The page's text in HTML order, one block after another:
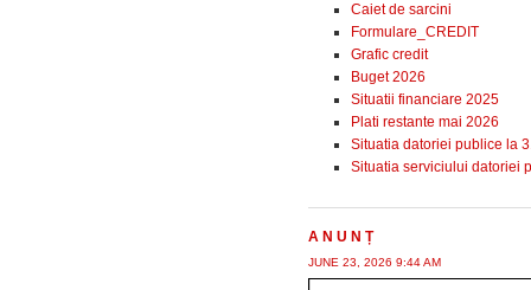
Caiet de sarcini
Formulare_CREDIT
Grafic credit
Buget 2026
Situatii financiare 2025
Plati restante mai 2026
Situatia datoriei publice la
Situatia serviciului datoriei
A N U N Ț
JUNE 23, 2026 9:44 AM